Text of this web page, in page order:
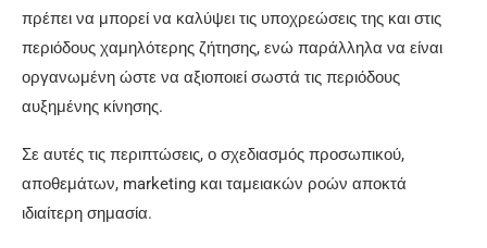
πρέπει να μπορεί να καλύψει τις υποχρεώσεις της και στις
περιόδους χαμηλότερης ζήτησης, ενώ παράλληλα να είναι
οργανωμένη ώστε να αξιοποιεί σωστά τις περιόδους
αυξημένης κίνησης.
Σε αυτές τις περιπτώσεις, ο σχεδιασμός προσωπικού,
αποθεμάτων, marketing και ταμειακών ροών αποκτά
ιδιαίτερη σημασία.